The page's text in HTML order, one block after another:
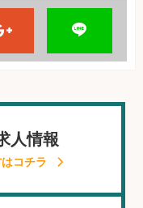
人情報
コチラ